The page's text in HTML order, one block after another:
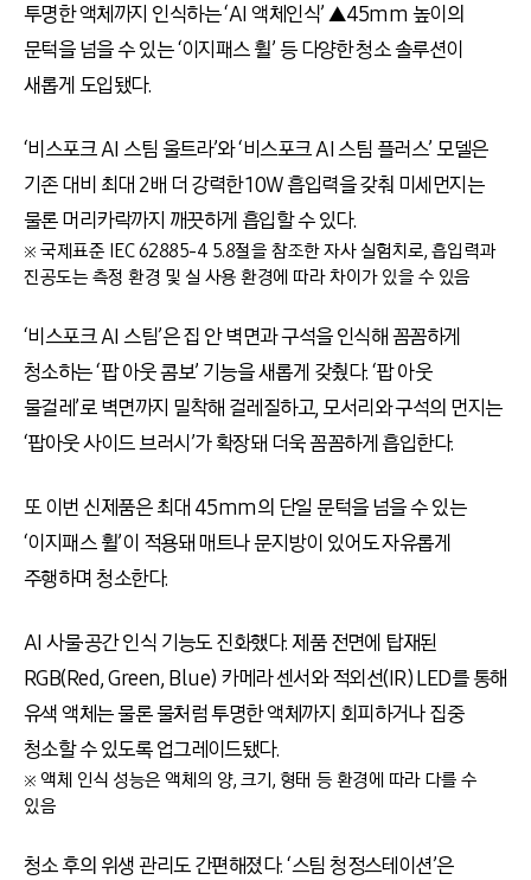
투명한 액체까지 인식하는 ‘AI 액체인식’ ▲45mm 높이의
문턱을 넘을 수 있는 ‘이지패스 휠’ 등 다양한 청소 솔루션이
새롭게 도입됐다.
‘비스포크 AI 스팀 울트라’와 ‘비스포크 AI 스팀 플러스’ 모델은
기존 대비 최대 2배 더 강력한 10W 흡입력을 갖춰 미세먼지는
물론 머리카락까지 깨끗하게 흡입할 수 있다.
※ 국제표준 IEC 62885-4 5.8절을 참조한 자사 실험치로, 흡입력과
진공도는 측정 환경 및 실 사용 환경에 따라 차이가 있을 수 있음
‘비스포크 AI 스팀’은 집 안 벽면과 구석을 인식해 꼼꼼하게
청소하는 ‘팝 아웃 콤보’ 기능을 새롭게 갖췄다. ‘팝 아웃
물걸레’로 벽면까지 밀착해 걸레질하고, 모서리와 구석의 먼지는
‘팝아웃 사이드 브러시’가 확장돼 더욱 꼼꼼하게 흡입한다.
또 이번 신제품은 최대 45mm의 단일 문턱을 넘을 수 있는
‘이지패스 휠’이 적용돼 매트나 문지방이 있어도 자유롭게
주행하며 청소한다.
AI 사물·공간 인식 기능도 진화했다. 제품 전면에 탑재된
RGB(Red, Green, Blue) 카메라 센서와 적외선(IR) LED를 통해
유색 액체는 물론 물처럼 투명한 액체까지 회피하거나 집중
청소할 수 있도록 업그레이드됐다.
※ 액체 인식 성능은 액체의 양, 크기, 형태 등 환경에 따라 다를 수
있음
청소 후의 위생 관리도 간편해졌다. ‘스팀 청정스테이션’은